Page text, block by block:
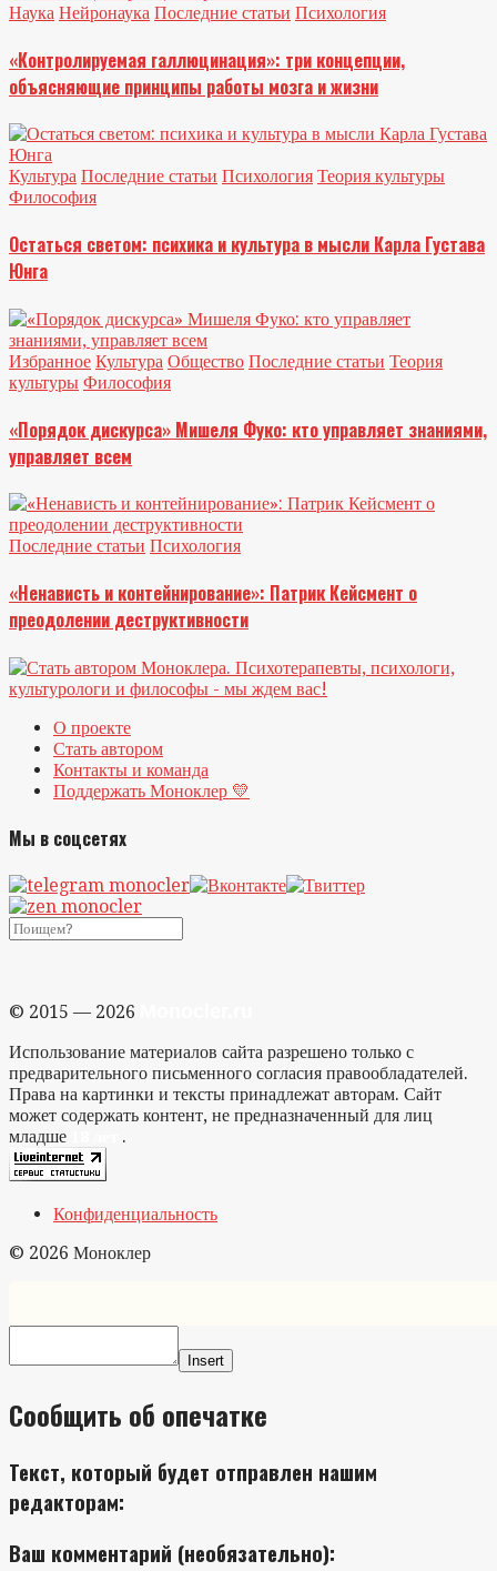
Наука Нейронаука Последние статьи Психология
«Контролируемая галлюцинация»: три концепции,
объясняющие принципы работы мозга и жизни
Культура Последние статьи Психология Теория культуры
Философия
Остаться светом: психика и культура в мысли Карла Густава
Юнга
Избранное Культура Общество Последние статьи Теория
культуры Философия
«Порядок дискурса» Мишеля Фуко: кто управляет знаниями,
управляет всем
Последние статьи Психология
«Ненависть и контейнирование»: Патрик Кейсмент о
преодолении деструктивности
О проекте
Стать автором
Контакты и команда
Поддержать Моноклер 💛
Мы в соцсетях
© 2015 — 2026
Использование материалов сайта разрешено только с
предварительного письменного согласия правообладателей.
Права на картинки и тексты принадлежат авторам. Сайт
может содержать контент, не предназначенный для лиц
младше
.
Конфиденциальность
© 2026 Моноклер
Insert
Сообщить об опечатке
Текст, который будет отправлен нашим
редакторам:
Ваш комментарий (необязательно):